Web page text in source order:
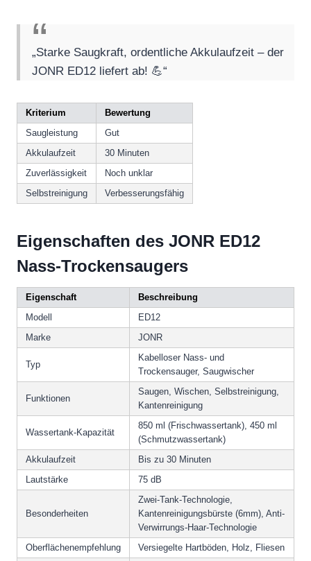
„Starke Saugkraft, ordentliche Akkulaufzeit – der
JONR ED12 liefert ab! 💪“
Kriterium
Bewertung
Saugleistung
Gut
Akkulaufzeit
30 Minuten
Zuverlässigkeit
Noch unklar
Selbstreinigung
Verbesserungsfähig
Eigenschaften des JONR ED12
Nass-Trockensaugers
Eigenschaft
Beschreibung
Modell
ED12
Marke
JONR
Typ
Kabelloser Nass- und
Trockensauger, Saugwischer
Funktionen
Saugen, Wischen, Selbstreinigung,
Kantenreinigung
Wassertank-Kapazität
850 ml (Frischwassertank), 450 ml
(Schmutzwassertank)
Akkulaufzeit
Bis zu 30 Minuten
Lautstärke
75 dB
Besonderheiten
Zwei-Tank-Technologie,
Kantenreinigungsbürste (6mm), Anti-
Verwirrungs-Haar-Technologie
Oberflächenempfehlung
Versiegelte Hartböden, Holz, Fliesen